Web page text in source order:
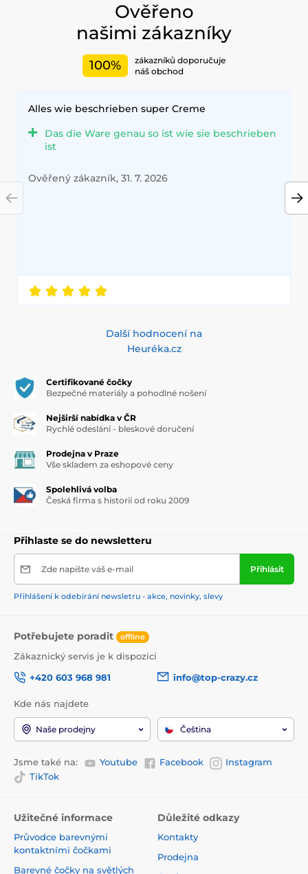
Ověřeno
našimi zákazníky
100%
zákazníků doporučuje
náš obchod
Alles wie beschrieben super Creme
Das die Ware genau so ist wie sie beschrieben
ist
Ověřený zákazník, 31. 7. 2026
Další hodnocení na
Heuréka.cz
Certifikované čočky
Bezpečné materiály a pohodlné nošení
Nejširší nabídka v ČR
Rychlé odeslání - bleskové doručení
Prodejna v Praze
Vše skladem za eshopové ceny
Spolehlivá volba
Česká firma s historií od roku 2009
Přihlaste se do newsletteru
Zde napište váš e-mail Přihlásit
Přihlášení k odebírání newsletru - akce, novinky, slevy
Potřebujete poradit offline
Zákaznický servis je k dispozici
+420 603 968 981
info@top-crazy.cz
Kde nás najdete
Naše prodejny Čeština
Jsme také na: Youtube Facebook
Instagram
TikTok
Užitečné informace
Průvodce barevnými
kontaktními čočkami
Barevné čočky na světlých
Důležité odkazy
Kontakty
Prodejna